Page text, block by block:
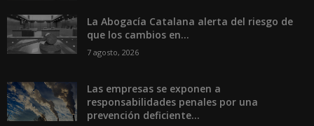
La Abogacía Catalana alerta del riesgo de
que los cambios en...
7 agosto, 2026
Las empresas se exponen a
responsabilidades penales por una
prevención deficiente...